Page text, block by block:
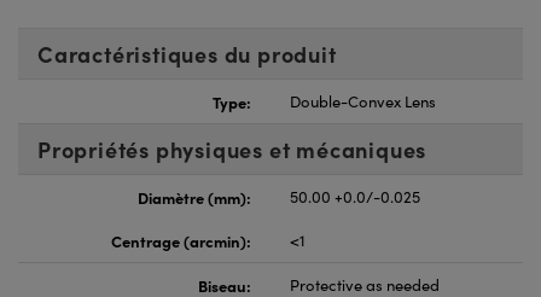
Caractéristiques du produit
Type: Double-Convex Lens
Propriétés physiques et mécaniques
Diamètre (mm):
50.00 +0.0/-0.025
Centrage (arcmin):
<1
Biseau:
Protective as needed